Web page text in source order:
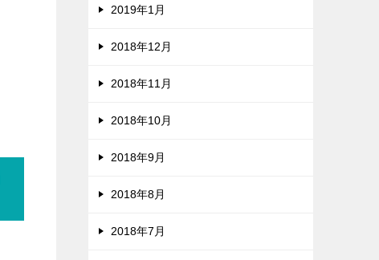
2019年1月
2018年12月
2018年11月
2018年10月
2018年9月
2018年8月
2018年7月